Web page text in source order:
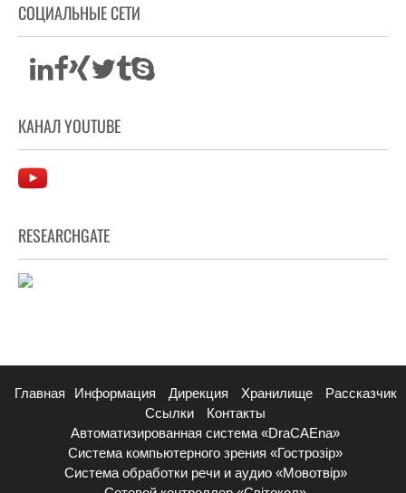
СОЦИАЛЬНЫЕ СЕТИ
КАНАЛ YOUTUBE
RESEARCHGATE
Главная Информация Дирекция Хранилище
Рассказчик
Ссылки
Контакты
Автоматизированная система «DraCAEna»
Система компьютерного зрения «Гострозір»
Система обработки речи и аудио «Мовотвір»